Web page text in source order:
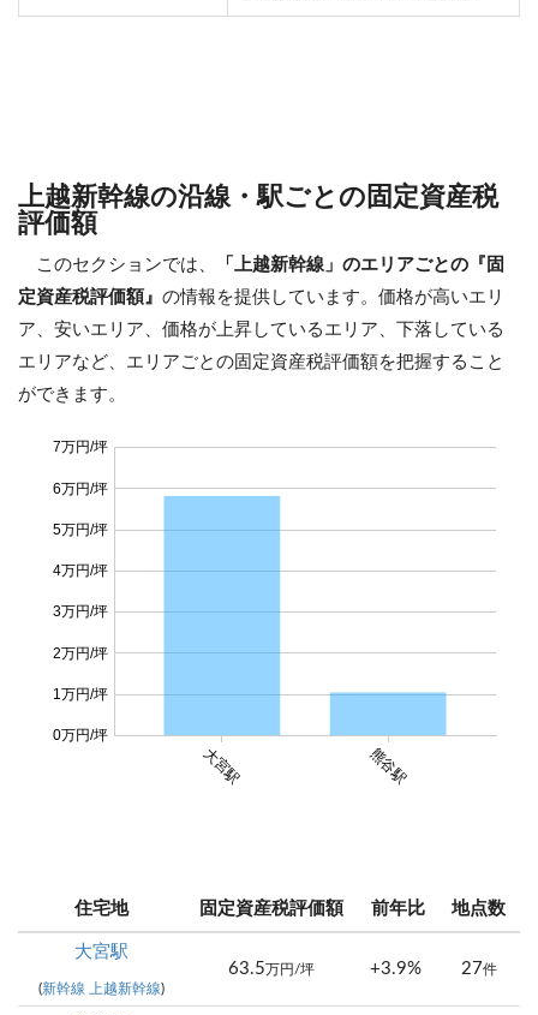
上越新幹線の沿線・駅ごとの固定資産税
評価額
このセクションでは、
「上越新幹線」のエリアごとの『固
定資産税評価額』 の情報を提供しています。価格が高いエリ
ア、安いエリア、価格が上昇しているエリア、下落している
エリアなど、エリアごとの固定資産税評価額を把握すること
ができます。
大宮駅 熊谷駅
0万円/坪
1万円/坪
2万円/坪
3万円/坪
4万円/坪
5万円/坪
6万円/坪
7万円/坪
住宅地 固定資産税評価額 前年比 地点数
大宮駅
(新幹線 上越新幹線)
63.5万円/坪 +3.9% 27件